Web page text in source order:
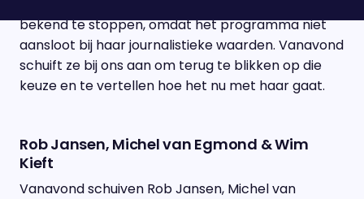
bekend te stoppen, omdat het programma niet
aansloot bij haar journalistieke waarden. Vanavond
schuift ze bij ons aan om terug te blikken op die
keuze en te vertellen hoe het nu met haar gaat.
Rob Jansen, Michel van Egmond & Wim
Kieft
Vanavond schuiven Rob Jansen, Michel van